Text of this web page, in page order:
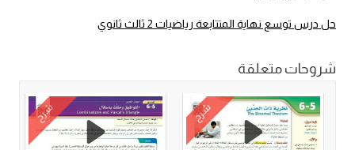
حل درس توسع نهاية المتتابعة رياضيات 2 ثالث ثانوي
شروحات متعلقة
شرح شرح